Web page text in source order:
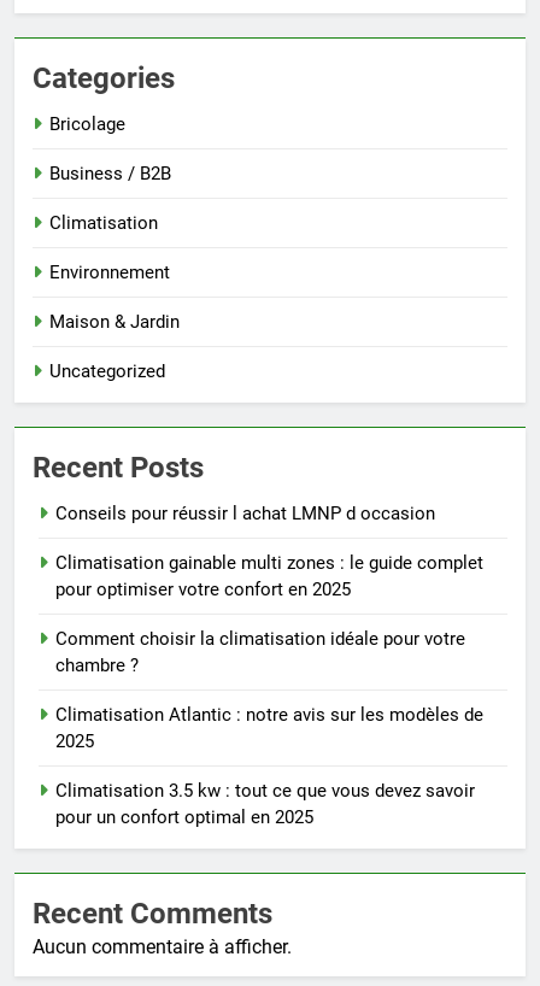
Categories
Bricolage
Business / B2B
Climatisation
Environnement
Maison & Jardin
Uncategorized
Recent Posts
Conseils pour réussir l achat LMNP d occasion
Climatisation gainable multi zones : le guide complet
pour optimiser votre confort en 2025
Comment choisir la climatisation idéale pour votre
chambre ?
Climatisation Atlantic : notre avis sur les modèles de
2025
Climatisation 3.5 kw : tout ce que vous devez savoir
pour un confort optimal en 2025
Recent Comments
Aucun commentaire à afficher.